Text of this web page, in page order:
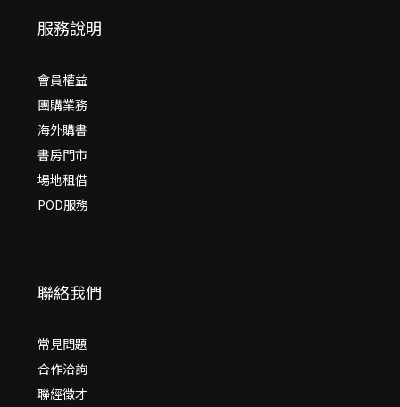
服務說明
會員權益
團購業務
海外購書
書房門市
場地租借
POD服務
聯絡我們
常見問題
合作洽詢
聯經徵才